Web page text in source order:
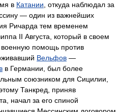
в Катании, откуда наблюдал за
— один из важнейших
Ричарда тем временем
II Августа, который в своем
помощь против
Вельфов —
в Германии, был более
союзником для Сицилии,
Танкред, приняв
начал за его спиной